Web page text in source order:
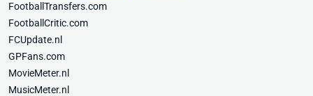
FootballTransfers.com
FootballCritic.com
FCUpdate.nl
GPFans.com
MovieMeter.nl
MusicMeter.nl